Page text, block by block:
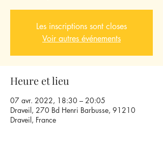
Les inscriptions sont closes
Voir autres événements
Heure et lieu
07 avr. 2022, 18:30 – 20:05
Draveil, 270 Bd Henri Barbusse, 91210
Draveil, France